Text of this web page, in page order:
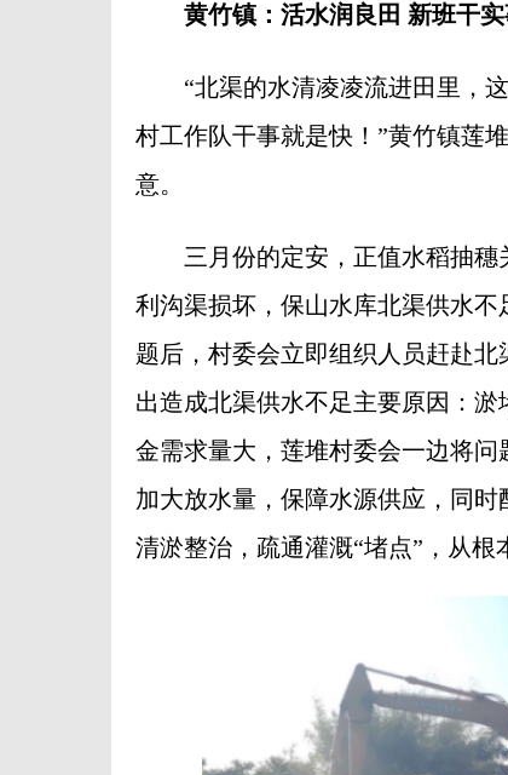
黄竹镇：活水润良田 新班干
“北渠的水清凌凌流进田里，这
村工作队干事就是快！”黄竹镇莲
意。
三月份的定安，正值水稻抽穗
利沟渠损坏，保山水库北渠供水
题后，村委会立即组织人员赶赴
出造成北渠供水不足主要原因：
金需求量大，莲堆村委会一边将
加大放水量，保障水源供应，同
清淤整治，疏通灌溉“堵点”，从根